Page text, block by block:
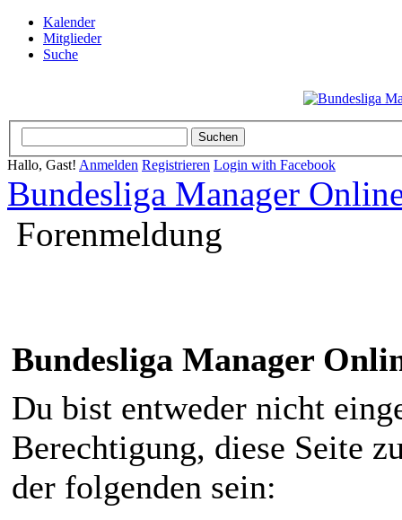
Kalender
Mitglieder
Suche
Hallo, Gast! Anmelden Registrieren Login with Facebook
Bundesliga Manager
Forenmeldung
Bundesliga Manager
Du bist entweder nicht
Berechtigung, diese Seite
der folgenden sein: